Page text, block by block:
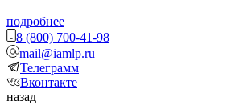
подробнее
8 (800) 700-41-98
mail@iamlp.ru
Телеграмм
Вконтакте
назад